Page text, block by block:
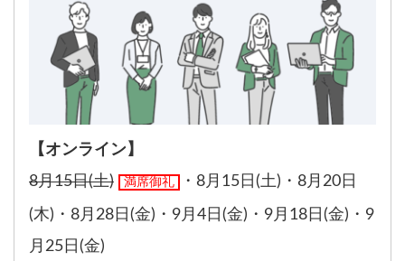
【オンライン】
8月15日(土) 満席御礼 ・ 8月15日(土) ・ 8月20日
(木) ・ 8月28日(金) ・ 9月4日(金) ・ 9月18日(金) ・ 9
月25日(金)